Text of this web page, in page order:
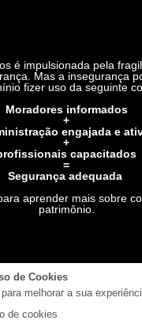
é impulsionada pela
Mas a insegurança
fizer uso da seguinte
Moradores informados
+
engajada e
+
capacitados
=
Segurança adequada
aprender mais sobre
patrimônio.
de Cookies
melhorar a sua
de cookies